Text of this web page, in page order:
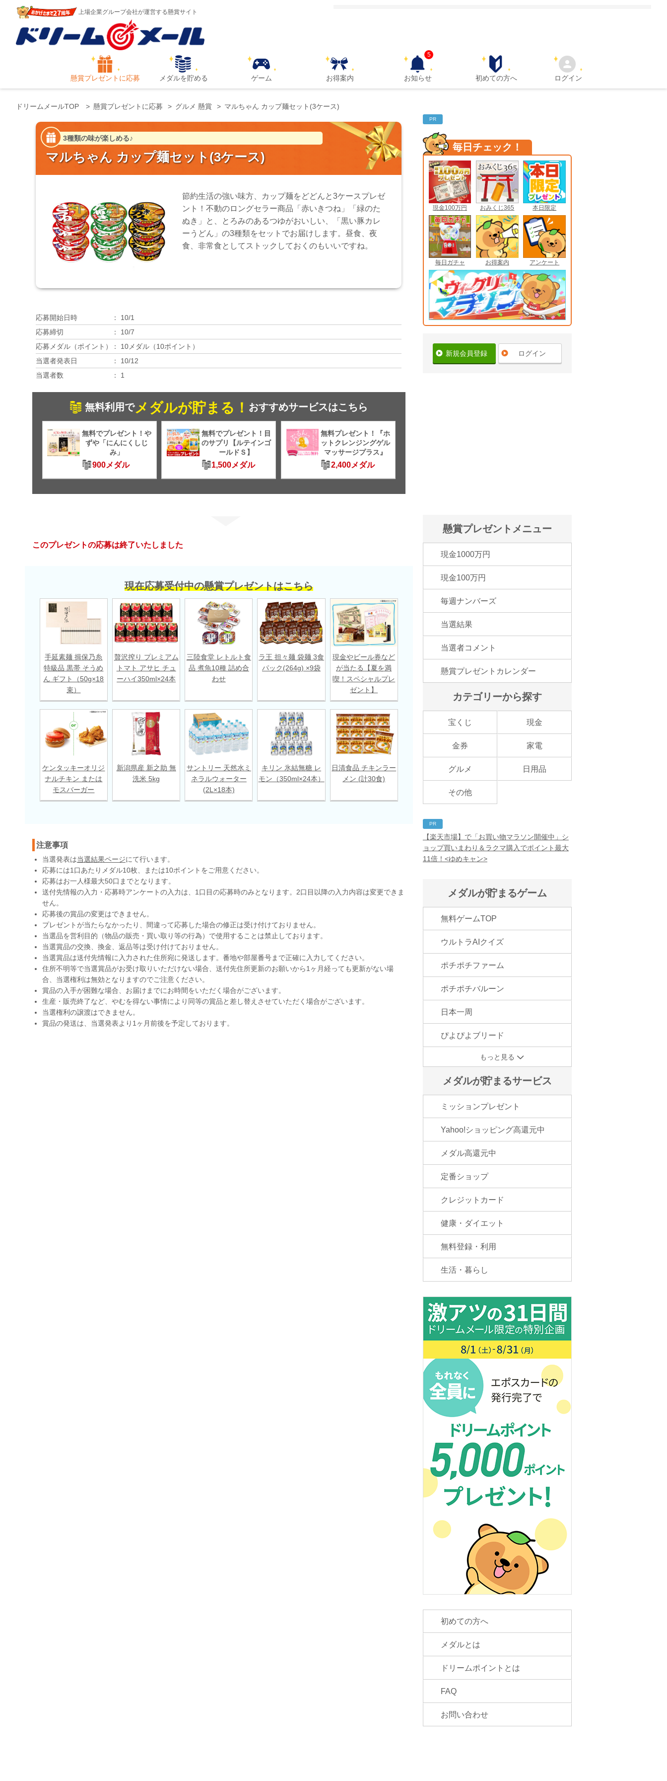
上場企業グループ会社が運営する懸賞サイト
懸賞プレゼントに応募 メダルを貯める ゲーム お得案内 お知らせ
5
初めての方へ ログイン
ドリームメールTOP 懸賞プレゼントに応募 グルメ 懸賞 マルちゃん カップ麺セット(3ケース)
3種類の味が楽しめる♪
マルちゃん カップ麺セット(3ケース)
節約生活の強い味方、カップ麺をどどんと3ケースプレゼ
ント！不動のロングセラー商品「赤いきつね」「緑のた
ぬき」と、とろみのあるつゆがおいしい、「黒い豚カレ
ーうどん」の3種類をセットでお届けします。昼食、夜
食、非常食としてストックしておくのもいいですね。
応募開始日時
10/1
応募締切
10/7
応募メダル（ポイント）
10メダル（10ポイント）
当選者発表日
10/12
当選者数
1
無料利用でメダルが貯まる！ おすすめサービスはこちら
無料でプレゼント！や
ずや「にんにくしじ
み」
900メダル
無料でプレゼント！目
のサプリ【ルテインゴ
ールドＳ】
1,500メダル
無料プレゼント！『ホ
ットクレンジングゲル
マッサージプラス』
2,400メダル
このプレゼントの応募は終了いたしました
現在応募受付中の懸賞プレゼントはこちら
手延素麺 揖保乃糸
特級品 黒帯 そうめ
ん ギフト（50g×18
束）
贅沢搾り プレミアム
トマト アサヒ チュ
ーハイ350ml×24本
三陸食堂 レトルト食
品 煮魚10種 詰め合
わせ
ラ王 担々麺 袋麺 3食
パック(264g) ×9袋
現金やビール券など
が当たる【夏を満
喫！スペシャルプレ
ゼント】
ケンタッキーオリジ
ナルチキン または
モスバーガー
新潟県産 新之助 無
洗米 5kg
サントリー 天然水ミ
ネラルウォーター
(2L×18本)
キリン 氷結無糖 レ
モン（350ml×24本）
日清食品 チキンラー
メン (計30食)
注意事項
当選発表は当選結果ページにて行います。
応募には1口あたりメダル10枚、または10ポイントをご用意ください。
応募はお一人様最大50口までとなります。
送付先情報の入力・応募時アンケートの入力は、1口目の応募時のみとなります。2口目以降の入力内容は変更できま
せん。
応募後の賞品の変更はできません。
プレゼントが当たらなかったり、間違って応募した場合の修正は受け付けておりません。
当選品を営利目的（物品の販売・買い取り等の行為）で使用することは禁止しております。
当選賞品の交換、換金、返品等は受け付けておりません。
当選賞品は送付先情報に入力された住所宛に発送します。番地や部屋番号まで正確に入力してください。
住所不明等で当選賞品がお受け取りいただけない場合、送付先住所更新のお願いから1ヶ月経っても更新がない場
合、当選権利は無効となりますのでご注意ください。
賞品の入手が困難な場合、お届けまでにお時間をいただく場合がございます。
生産・販売終了など、やむを得ない事情により同等の賞品と差し替えさせていただく場合がございます。
当選権利の譲渡はできません。
賞品の発送は、当選発表より1ヶ月前後を予定しております。
PR
毎日チェック！
現金100万円 おみくじ365 本日限定
毎日ガチャ お得案内 アンケート
新規会員登録 ログイン
懸賞プレゼントメニュー
現金1000万円
現金100万円
毎週ナンバーズ
当選結果
当選者コメント
懸賞プレゼントカレンダー
カテゴリーから探す
宝くじ 現金
金券 家電
グルメ 日用品
その他
PR
【楽天市場】で「お買い物マラソン開催中」シ
ョップ買いまわり＆ラクマ購入でポイント最大
11倍！<ゆめキャン>
メダルが貯まるゲーム
無料ゲームTOP
ウルトラAIクイズ
ポチポチファーム
ポチポチバルーン
日本一周
ぴよぴよブリード
もっと見る
メダルが貯まるサービス
ミッションプレゼント
Yahoo!ショッピング高還元中
メダル高還元中
定番ショップ
クレジットカード
健康・ダイエット
無料登録・利用
生活・暮らし
初めての方へ
メダルとは
ドリームポイントとは
FAQ
お問い合わせ